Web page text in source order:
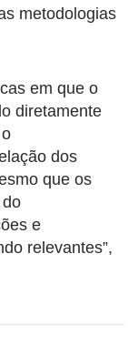
metodologias
em que o
diretamente
dos
que os
e
relevantes”,